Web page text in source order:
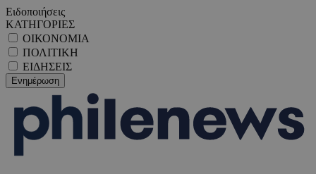
Ειδοποιήσεις
ΚΑΤΗΓΟΡΙΕΣ
ΟΙΚΟΝΟΜΙΑ
ΠΟΛΙΤΙΚΗ
ΕΙΔΗΣΕΙΣ